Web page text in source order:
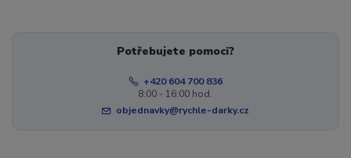
Potřebujete pomoci?
+420 604 700 836
8:00 - 16:00 hod.
objednavky@rychle-darky.cz